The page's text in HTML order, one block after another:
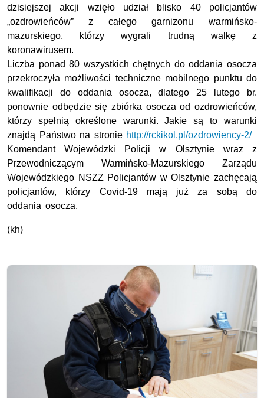
dzisiejszej akcji wzięło udział blisko 40 policjantów
„ozdrowieńców” z całego garnizonu warmińsko-
mazurskiego, którzy wygrali trudną walkę z
koronawirusem.
Liczba ponad 80 wszystkich chętnych do oddania osocza
przekroczyła możliwości techniczne mobilnego punktu do
kwalifikacji do oddania osocza, dlatego 25 lutego br.
ponownie odbędzie się zbiórka osocza od ozdrowieńców,
którzy spełnią określone warunki. Jakie są to warunki
znajdą Państwo na stronie http://rckikol.pl/ozdrowiency-2/
Komendant Wojewódzki Policji w Olsztynie wraz z
Przewodniczącym Warmińsko-Mazurskiego Zarządu
Wojewódzkiego NSZZ Policjantów w Olsztynie zachęcają
policjantów, którzy Covid-19 mają już za sobą do
oddania osocza.
(kh)